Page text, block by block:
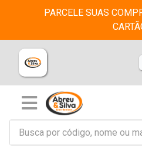
PARCELE SUAS